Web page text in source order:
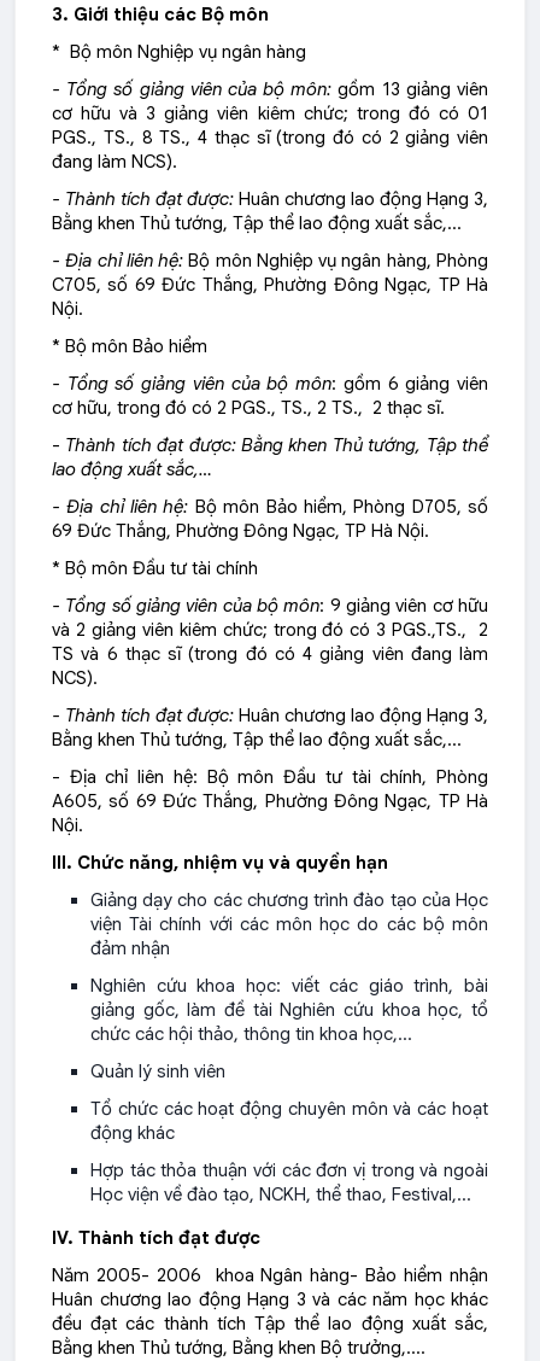
3. Giới thiệu các Bộ môn
* Bộ môn Nghiệp vụ ngân hàng
- Tổng số giảng viên của bộ môn: gồm 13 giảng viên
cơ hữu và 3 giảng viên kiêm chức; trong đó có 01
PGS., TS., 8 TS., 4 thạc sĩ (trong đó có 2 giảng viên
đang làm NCS).
- Thành tích đạt được: Huân chương lao động Hạng 3,
Bằng khen Thủ tướng, Tập thể lao động xuất sắc,…
- Địa chỉ liên hệ: Bộ môn Nghiệp vụ ngân hàng, Phòng
C705, số 69 Đức Thắng, Phường Đông Ngạc, TP Hà
Nội.
* Bộ môn Bảo hiểm
- Tổng số giảng viên của bộ môn: gồm 6 giảng viên
cơ hữu, trong đó có 2 PGS., TS., 2 TS., 2 thạc sĩ.
- Thành tích đạt được: Bằng khen Thủ tướng, Tập thể
lao động xuất sắc,…
- Địa chỉ liên hệ: Bộ môn Bảo hiểm, Phòng D705, số
69 Đức Thắng, Phường Đông Ngạc, TP Hà Nội.
* Bộ môn Đầu tư tài chính
- Tổng số giảng viên của bộ môn: 9 giảng viên cơ hữu
và 2 giảng viên kiêm chức; trong đó có 3 PGS.,TS., 2
TS và 6 thạc sĩ (trong đó có 4 giảng viên đang làm
NCS).
- Thành tích đạt được: Huân chương lao động Hạng 3,
Bằng khen Thủ tướng, Tập thể lao động xuất sắc,…
- Địa chỉ liên hệ: Bộ môn Đầu tư tài chính, Phòng
A605, số 69 Đức Thắng, Phường Đông Ngạc, TP Hà
Nội.
III. Chức năng, nhiệm vụ và quyền hạn
Giảng dạy cho các chương trình đào tạo của Học
viện Tài chính với các môn học do các bộ môn
đảm nhận
Nghiên cứu khoa học: viết các giáo trình, bài
giảng gốc, làm đề tài Nghiên cứu khoa học, tổ
chức các hội thảo, thông tin khoa học,…
Quản lý sinh viên
Tổ chức các hoạt động chuyên môn và các hoạt
động khác
Hợp tác thỏa thuận với các đơn vị trong và ngoài
Học viện về đào tạo, NCKH, thể thao, Festival,…
IV. Thành tích đạt được
Năm 2005- 2006 khoa Ngân hàng- Bảo hiểm nhận
Huân chương lao động Hạng 3 và các năm học khác
đều đạt các thành tích Tập thể lao động xuất sắc,
Bằng khen Thủ tướng, Bằng khen Bộ trưởng,….